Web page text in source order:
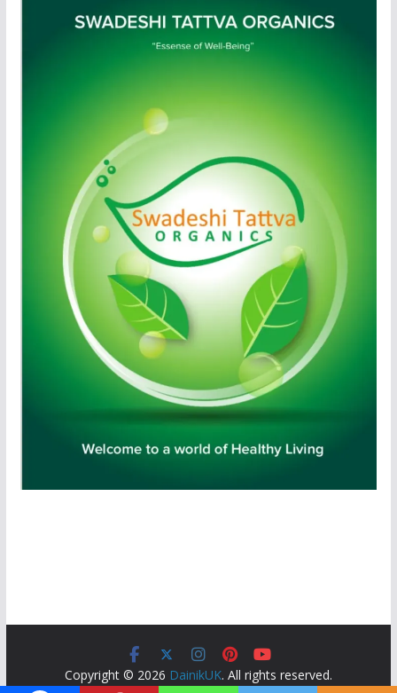
Copyright © 2026 DainikUK. All rights reserved.